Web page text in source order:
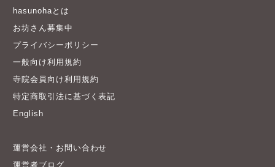
hasunohaとは
お坊さん募集中
プライバシーポリシー
一般向け利用規約
寺院会員向け利用規約
特定商取引法に基づく表記
English
運営会社・お問い合わせ
運営者ブログ